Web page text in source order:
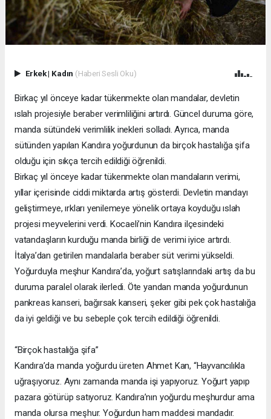
Erkek| Kadın (Haberi Sesli Oku)
Birkaç yıl önceye kadar tükenmekte olan mandalar, devletin
ıslah projesiyle beraber verimliliğini artırdı. Güncel duruma göre,
manda sütündeki verimlilik inekleri solladı. Ayrıca, manda
sütünden yapılan Kandıra yoğurdunun da birçok hastalığa şifa
olduğu için sıkça tercih edildiği öğrenildi.
Birkaç yıl önceye kadar tükenmekte olan mandaların verimi,
yıllar içerisinde ciddi miktarda artış gösterdi. Devletin mandayı
geliştirmeye, ırkları yenilemeye yönelik ortaya koyduğu ıslah
projesi meyvelerini verdi. Kocaeli’nin Kandıra ilçesindeki
vatandaşların kurduğu manda birliği de verimi iyice artırdı.
İtalya’dan getirilen mandalarla beraber süt verimi yükseldi.
Yoğurduyla meşhur Kandıra’da, yoğurt satışlarındaki artış da bu
duruma paralel olarak ilerledi. Öte yandan manda yoğurdunun
pankreas kanseri, bağırsak kanseri, şeker gibi pek çok hastalığa
da iyi geldiği ve bu sebeple çok tercih edildiği öğrenildi.
“Birçok hastalığa şifa”
Kandıra’da manda yoğurdu üreten Ahmet Kan, “Hayvancılıkla
uğraşıyoruz. Aynı zamanda manda işi yapıyoruz. Yoğurt yapıp
pazara götürüp satıyoruz. Kandıra’nın yoğurdu meşhurdur ama
manda olursa meşhur. Yoğurdun ham maddesi mandadır.